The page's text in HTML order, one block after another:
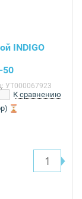
INDIGO
50
УТ000067923
К сравнению